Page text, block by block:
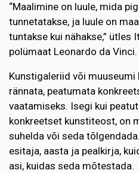
“Maalimine on luule, mida
tunnetatakse, ja luule on
tuntakse kui nähakse,” ütles
polümaat Leonardo da Vinci.
Kunstigaleriid või
rännata, peatumata
vaatamiseks. Isegi kui
konkreetset kunstiteost, on
suhelda või seda
esitaja, aasta ja pealkirja,
asi, kuidas seda mõtestada.